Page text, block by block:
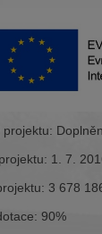
projektu:
1. 7.
3 678
90%